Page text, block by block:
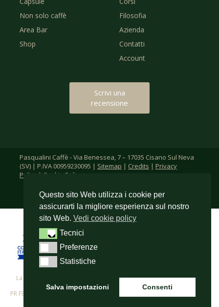
Non solo caffè
Area Bar
Shop
Filosofia
Azienda
Contatti
Account
Scrivi una
recensione
Pasqualini Caffè - Via Benessea, 7 – 17035 Cisano Sul Neva
(SV) | P.IVA 00959230095 | Sitemap | Credits | Privacy
Policy
| Cookie Policy
La F.lli Pasqualini s.r.l. per i propri investimenti in digitalizzazione ha
beneficiato del cofinanziamento del
PR FESR 2021-2027 - Azione 1.2.3. – Supporto allo sviluppo di progetti di
Questo sito Web utilizza i cookie per
assicurarti la migliore esperienza sul nostro
sito Web. Vedi cookie policy
TecniciTecnici
PreferenzePreferenze
StatisticheStatistiche
Salva impostazioni Consenti